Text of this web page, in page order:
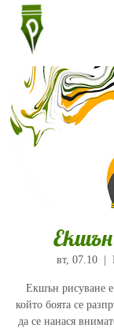
Екшън
вт, 07.10
Екшън рисуване е
който боята се
да се нанася